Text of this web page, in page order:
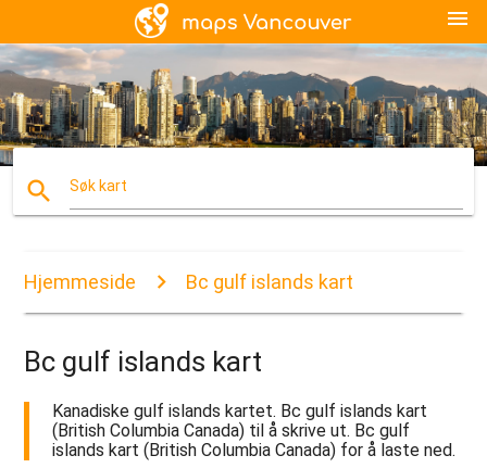
menu
search Søk kart
Hjemmeside Bc gulf islands kart
Bc gulf islands kart
Kanadiske gulf islands kartet. Bc gulf islands kart
(British Columbia Canada) til å skrive ut. Bc gulf
islands kart (British Columbia Canada) for å laste ned.